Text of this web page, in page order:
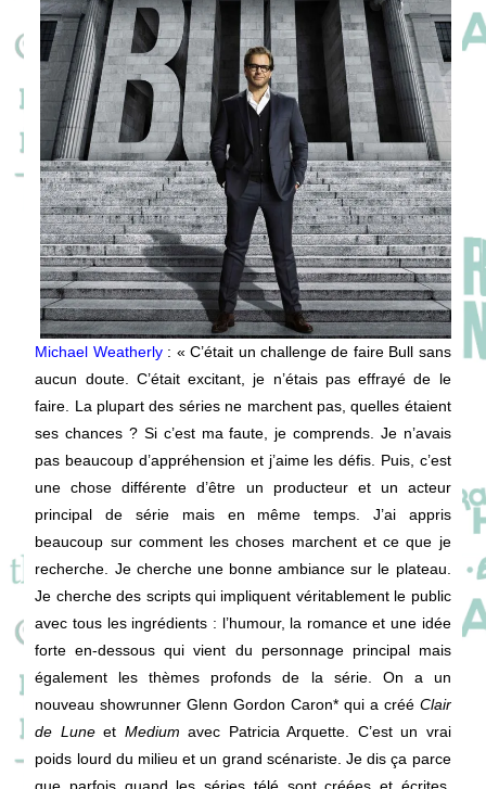
Michael Weatherly: « C’était un challenge de faire Bull sans
aucun doute. C’était excitant, je n’étais pas effrayé de le
faire. La plupart des séries ne marchent pas, quelles étaient
ses chances ? Si c’est ma faute, je comprends. Je n’avais
pas beaucoup d’appréhension et j’aime les défis. Puis, c’est
une chose différente d’être un producteur et un acteur
principal de série mais en même temps. J’ai appris
beaucoup sur comment les choses marchent et ce que je
recherche. Je cherche une bonne ambiance sur le plateau.
Je cherche des scripts qui impliquent véritablement le public
avec tous les ingrédients : l’humour, la romance et une idée
forte en-dessous qui vient du personnage principal mais
également les thèmes profonds de la série. On a un
nouveau showrunner Glenn Gordon Caron* qui a créé Clair
de Luneet Medium avec Patricia Arquette. C’est un vrai
poids lourd du milieu et un grand scénariste. Je dis ça parce